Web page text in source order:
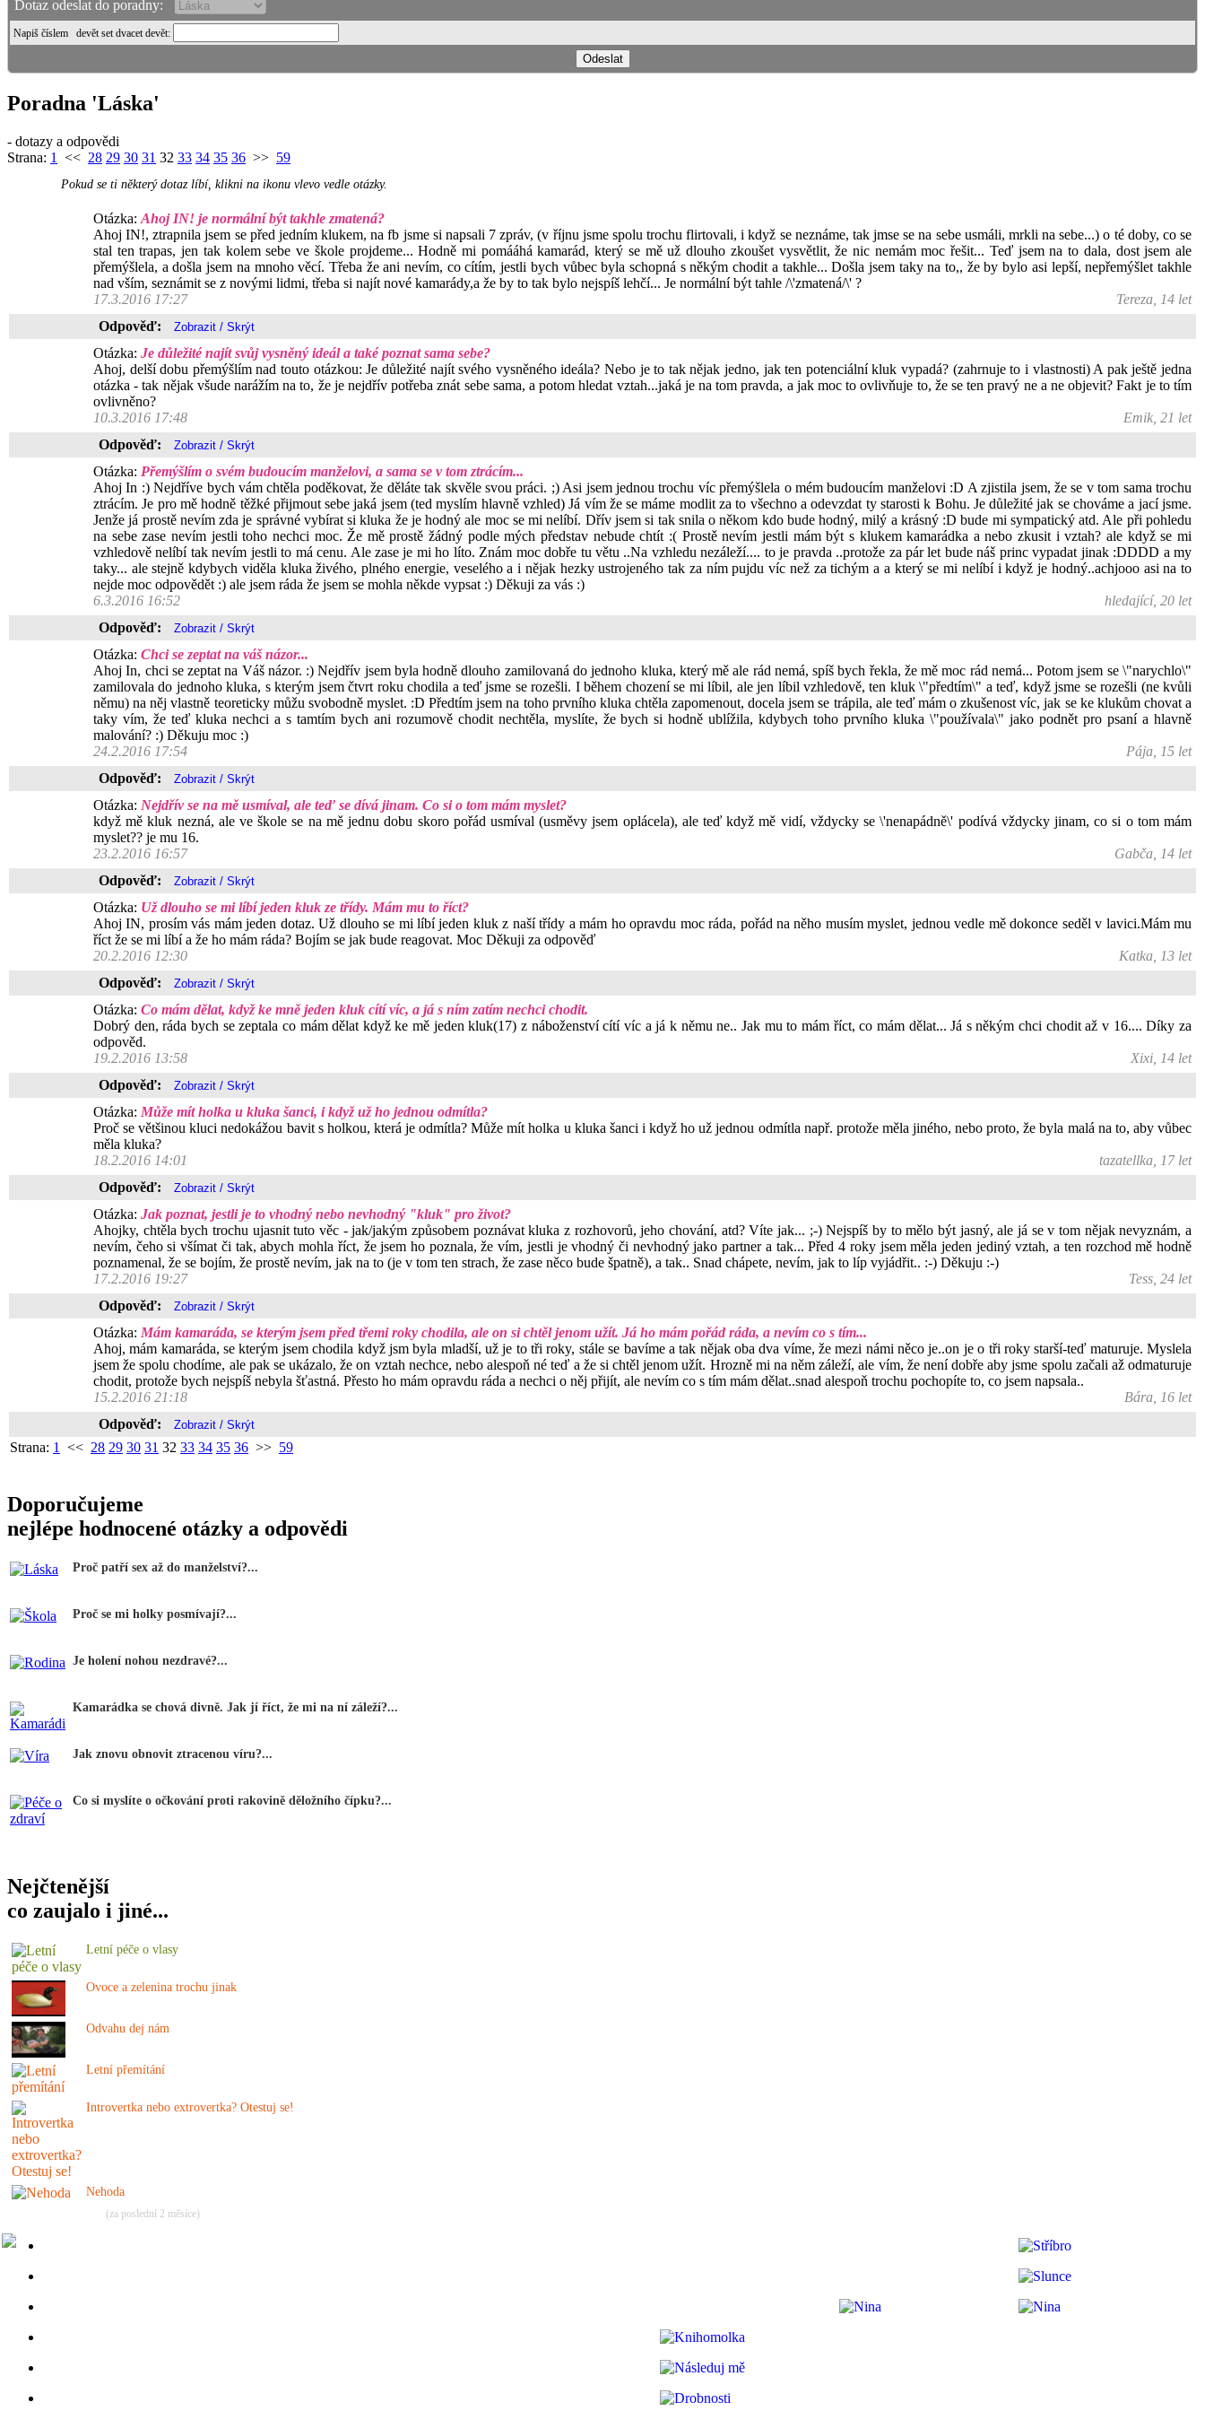
Dotaz odeslat do poradny:
Napiš číslem devět set dvacet devět:
Poradna 'Láska'
- dotazy a odpovědi
Strana: 1 << 28 29 30 31 32 33 34 35 36 >> 59
Pokud se ti některý dotaz líbí, klikni na ikonu vlevo vedle otázky.
Otázka: Ahoj IN! je normální být takhle zmatená?
Ahoj IN!, ztrapnila jsem se před jedním klukem, na fb jsme si napsali 7 zpráv, (v říjnu jsme spolu trochu flirtovali, i když se neznáme, tak jmse se na sebe usmáli, mrkli na sebe...) o té doby, co se
stal ten trapas, jen tak kolem sebe ve škole projdeme... Hodně mi pomááhá kamarád, který se mě už dlouho zkoušet vysvětlit, že nic nemám moc řešit... Teď jsem na to dala, dost jsem ale
přemýšlela, a došla jsem na mnoho věcí. Třeba že ani nevím, co cítím, jestli bych vůbec byla schopná s někým chodit a takhle... Došla jsem taky na to,, že by bylo asi lepší, nepřemýšlet takhle
nad vším, seznámit se z novými lidmi, třeba si najít nové kamarády,a že by to tak bylo nejspíš lehčí... Je normální být tahle /\'zmatená/\' ?
17.3.2016 17:27
Tereza, 14 let
Odpověď:
Otázka: Je důležité najít svůj vysněný ideál a také poznat sama sebe?
Ahoj, delší dobu přemýšlím nad touto otázkou: Je důležité najít svého vysněného ideála? Nebo je to tak nějak jedno, jak ten potenciální kluk vypadá? (zahrnuje to i vlastnosti) A pak ještě jedna
otázka - tak nějak všude narážím na to, že je nejdřív potřeba znát sebe sama, a potom hledat vztah...jaká je na tom pravda, a jak moc to ovlivňuje to, že se ten pravý ne a ne objevit? Fakt je to tím
ovlivněno?
10.3.2016 17:48
Emik, 21 let
Odpověď:
Otázka: Přemýšlím o svém budoucím manželovi, a sama se v tom ztrácím...
Ahoj In :) Nejdříve bych vám chtěla poděkovat, že děláte tak skvěle svou práci. ;) Asi jsem jednou trochu víc přemýšlela o mém budoucím manželovi :D A zjistila jsem, že se v tom sama trochu
ztrácím. Je pro mě hodně těžké přijmout sebe jaká jsem (ted myslím hlavně vzhled) Já vím že se máme modlit za to všechno a odevzdat ty starosti k Bohu. Je důležité jak se chováme a jací jsme.
Jenže já prostě nevím zda je správné vybírat si kluka že je hodný ale moc se mi nelíbí. Dřív jsem si tak snila o někom kdo bude hodný, milý a krásný :D bude mi sympatický atd. Ale při pohledu
na sebe zase nevím jestli toho nechci moc. Že mě prostě žádný podle mých představ nebude chtít :( Prostě nevím jestli mám být s klukem kamarádka a nebo zkusit i vztah? ale když se mi
vzhledově nelíbí tak nevím jestli to má cenu. Ale zase je mi ho líto. Znám moc dobře tu větu ..Na vzhledu nezáleží.... to je pravda ..protože za pár let bude náš princ vypadat jinak :DDDD a my
taky... ale stejně kdybych viděla kluka živého, plného energie, veselého a i nějak hezky ustrojeného tak za ním pujdu víc než za tichým a a který se mi nelíbí i když je hodný..achjooo asi na to
nejde moc odpovědět :) ale jsem ráda že jsem se mohla někde vypsat :) Děkuji za vás :)
6.3.2016 16:52
hledající, 20 let
Odpověď:
Otázka: Chci se zeptat na váš názor...
Ahoj In, chci se zeptat na Váš názor. :) Nejdřív jsem byla hodně dlouho zamilovaná do jednoho kluka, který mě ale rád nemá, spíš bych řekla, že mě moc rád nemá... Potom jsem se \"narychlo\"
zamilovala do jednoho kluka, s kterým jsem čtvrt roku chodila a teď jsme se rozešli. I během chození se mi líbil, ale jen líbil vzhledově, ten kluk \"předtím\" a teď, když jsme se rozešli (ne kvůli
němu) na něj vlastně teoreticky můžu svobodně myslet. :D Předtím jsem na toho prvního kluka chtěla zapomenout, docela jsem se trápila, ale teď mám o zkušenost víc, jak se ke klukům chovat a
taky vím, že teď kluka nechci a s tamtím bych ani rozumově chodit nechtěla, myslíte, že bych si hodně ublížila, kdybych toho prvního kluka \"používala\" jako podnět pro psaní a hlavně
malování? :) Děkuju moc :)
24.2.2016 17:54
Pája, 15 let
Odpověď:
Otázka: Nejdřív se na mě usmíval, ale teď se dívá jinam. Co si o tom mám myslet?
když mě kluk nezná, ale ve škole se na mě jednu dobu skoro pořád usmíval (usměvy jsem oplácela), ale teď když mě vidí, vždycky se \'nenapádně\' podívá vždycky jinam, co si o tom mám
myslet?? je mu 16.
23.2.2016 16:57
Gabča, 14 let
Odpověď:
Otázka: Už dlouho se mi líbí jeden kluk ze třídy. Mám mu to říct?
Ahoj IN, prosím vás mám jeden dotaz. Už dlouho se mi líbí jeden kluk z naší třídy a mám ho opravdu moc ráda, pořád na něho musím myslet, jednou vedle mě dokonce seděl v lavici.Mám mu
říct že se mi líbí a že ho mám ráda? Bojím se jak bude reagovat. Moc Děkuji za odpověď
20.2.2016 12:30
Katka, 13 let
Odpověď:
Otázka: Co mám dělat, když ke mně jeden kluk cítí víc, a já s ním zatím nechci chodit.
Dobrý den, ráda bych se zeptala co mám dělat když ke mě jeden kluk(17) z náboženství cítí víc a já k němu ne.. Jak mu to mám říct, co mám dělat... Já s někým chci chodit až v 16.... Díky za
odpověd.
19.2.2016 13:58
Xixi, 14 let
Odpověď:
Otázka: Může mít holka u kluka šanci, i když už ho jednou odmítla?
Proč se většinou kluci nedokážou bavit s holkou, která je odmítla? Může mít holka u kluka šanci i když ho už jednou odmítla např. protože měla jiného, nebo proto, že byla malá na to, aby vůbec
měla kluka?
18.2.2016 14:01
tazatellka, 17 let
Odpověď:
Otázka: Jak poznat, jestli je to vhodný nebo nevhodný "kluk" pro život?
Ahojky, chtěla bych trochu ujasnit tuto věc - jak/jakým způsobem poznávat kluka z rozhovorů, jeho chování, atd? Víte jak... ;-) Nejspíš by to mělo být jasný, ale já se v tom nějak nevyznám, a
nevím, čeho si všímat či tak, abych mohla říct, že jsem ho poznala, že vím, jestli je vhodný či nevhodný jako partner a tak... Před 4 roky jsem měla jeden jediný vztah, a ten rozchod mě hodně
poznamenal, že se bojím, že prostě nevím, jak na to (je v tom ten strach, že zase něco bude špatně), a tak.. Snad chápete, nevím, jak to líp vyjádřit.. :-) Děkuju :-)
17.2.2016 19:27
Tess, 24 let
Odpověď:
Otázka: Mám kamaráda, se kterým jsem před třemi roky chodila, ale on si chtěl jenom užít. Já ho mám pořád ráda, a nevím co s tím...
Ahoj, mám kamaráda, se kterým jsem chodila když jsm byla mladší, už je to tři roky, stále se bavíme a tak nějak oba dva víme, že mezi námi něco je..on je o tři roky starší-teď maturuje. Myslela
jsem že spolu chodíme, ale pak se ukázalo, že on vztah nechce, nebo alespoň né teď a že si chtěl jenom užít. Hrozně mi na něm záleží, ale vím, že není dobře aby jsme spolu začali až odmaturuje
chodit, protože bych nejspíš nebyla šťastná. Přesto ho mám opravdu ráda a nechci o něj přijít, ale nevím co s tím mám dělat..snad alespoň trochu pochopíte to, co jsem napsala..
15.2.2016 21:18
Bára, 16 let
Odpověď:
Strana: 1 << 28 29 30 31 32 33 34 35 36 >> 59
Doporučujeme
nejlépe hodnocené otázky a odpovědi
Proč patří sex až do manželství?...
Proč se mi holky posmívají?...
Je holení nohou nezdravé?...
Kamarádka se chová divně. Jak jí říct, že mi na ní záleží?...
Jak znovu obnovit ztracenou víru?...
Co si myslíte o očkování proti rakovině děložního čípku?...
Nejčtenější
co zaujalo i jiné...
Letní péče o vlasy
Ovoce a zelenina trochu jinak
Odvahu dej nám
Letní přemítání
Introvertka nebo extrovertka? Otestuj se!
Nehoda
(za poslední 2 měsíce)